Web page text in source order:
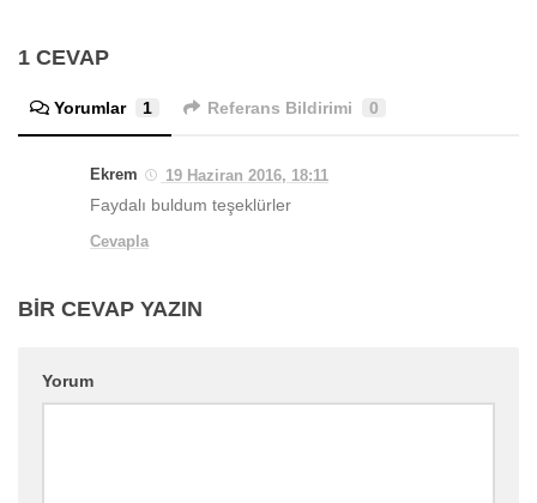
1 CEVAP
Yorumlar 1 Referans Bildirimi 0
Ekrem 19 Haziran 2016, 18:11
Faydalı buldum teşeklürler
Cevapla
BIR CEVAP YAZIN
Yorum